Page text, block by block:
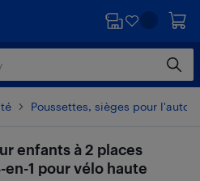
Poussettes, sièges pour l'auto
enfants à 2 places
1 pour vélo haute